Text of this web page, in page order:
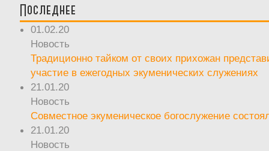
Последнее
01.02.20
Новость
Традиционно тайком от своих прихожан
участие в ежегодных экуменических служениях
21.01.20
Новость
Совместное экуменическое богослужение
21.01.20
Новость